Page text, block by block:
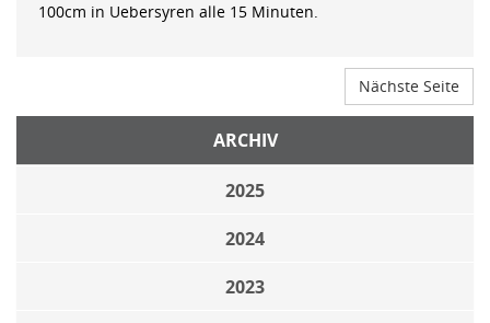
100cm in Uebersyren alle 15 Minuten.
Nächste Seite
ARCHIV
2025
2024
2023